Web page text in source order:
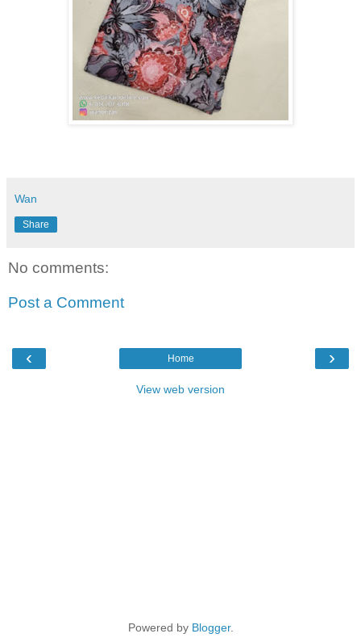
Wan
Share
No comments:
Post a Comment
‹ ›
Home
View web version
Powered by Blogger.